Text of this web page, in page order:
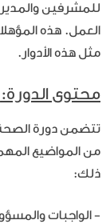
للمشرفين
العمل. هذه
مثل هذه الأدوار.
محتوى الدورة:
تتضمن دورة
من المواضيع
ذلك:
- الواجبات